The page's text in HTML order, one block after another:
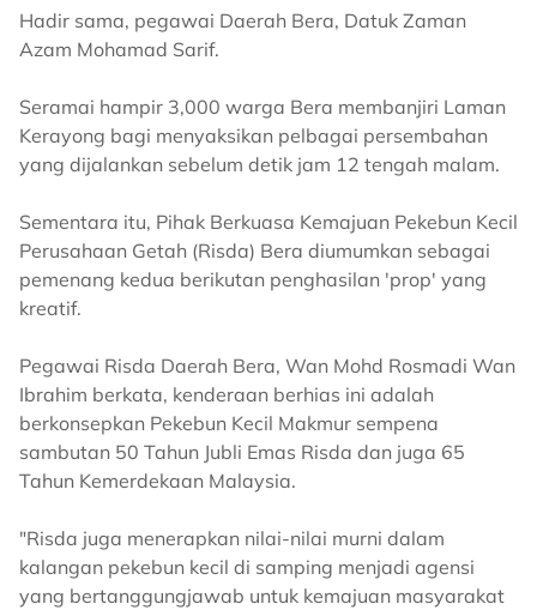
Hadir sama, pegawai Daerah Bera, Datuk Zaman
Azam Mohamad Sarif.
Seramai hampir 3,000 warga Bera membanjiri Laman
Kerayong bagi menyaksikan pelbagai persembahan
yang dijalankan sebelum detik jam 12 tengah malam.
Sementara itu, Pihak Berkuasa Kemajuan Pekebun Kecil
Perusahaan Getah (Risda) Bera diumumkan sebagai
pemenang kedua berikutan penghasilan 'prop' yang
kreatif.
Pegawai Risda Daerah Bera, Wan Mohd Rosmadi Wan
Ibrahim berkata, kenderaan berhias ini adalah
berkonsepkan Pekebun Kecil Makmur sempena
sambutan 50 Tahun Jubli Emas Risda dan juga 65
Tahun Kemerdekaan Malaysia.
"Risda juga menerapkan nilai-nilai murni dalam
kalangan pekebun kecil di samping menjadi agensi
yang bertanggungjawab untuk kemajuan masyarakat